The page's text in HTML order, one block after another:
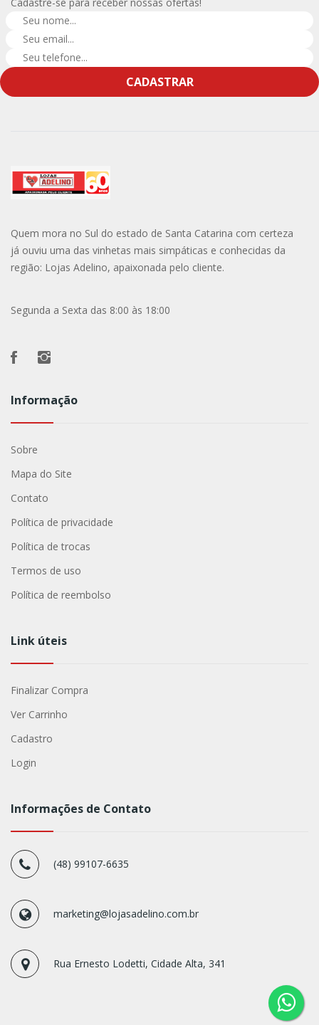
CADASTRAR
Quem mora no Sul do estado de Santa Catarina com certeza
já ouviu uma das vinhetas mais simpáticas e conhecidas da
região: Lojas Adelino, apaixonada pelo cliente.
Segunda a Sexta das 8:00 às 18:00
Informação
Sobre
Mapa do Site
Contato
Política de privacidade
Política de trocas
Termos de uso
Política de reembolso
Link úteis
Finalizar Compra
Ver Carrinho
Cadastro
Login
Informações de Contato
(48) 99107-6635
marketing@lojasadelino.com.br
Rua Ernesto Lodetti, Cidade Alta, 341